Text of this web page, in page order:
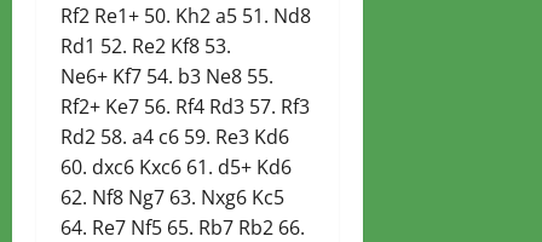
Rf2 Re1+ 50. Kh2 a5 51. Nd8
Rd1 52. Re2 Kf8 53.
Ne6+ Kf7 54. b3 Ne8 55.
Rf2+ Ke7 56. Rf4 Rd3 57. Rf3
Rd2 58. a4 c6 59. Re3 Kd6
60. dxc6 Kxc6 61. d5+ Kd6
62. Nf8 Ng7 63. Nxg6 Kc5
64. Re7 Nf5 65. Rb7 Rb2 66.